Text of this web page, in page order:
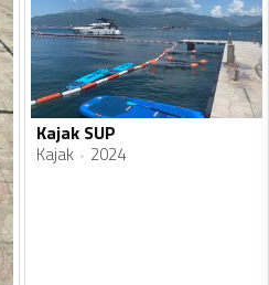
Kajak SUP
Kajak 2024